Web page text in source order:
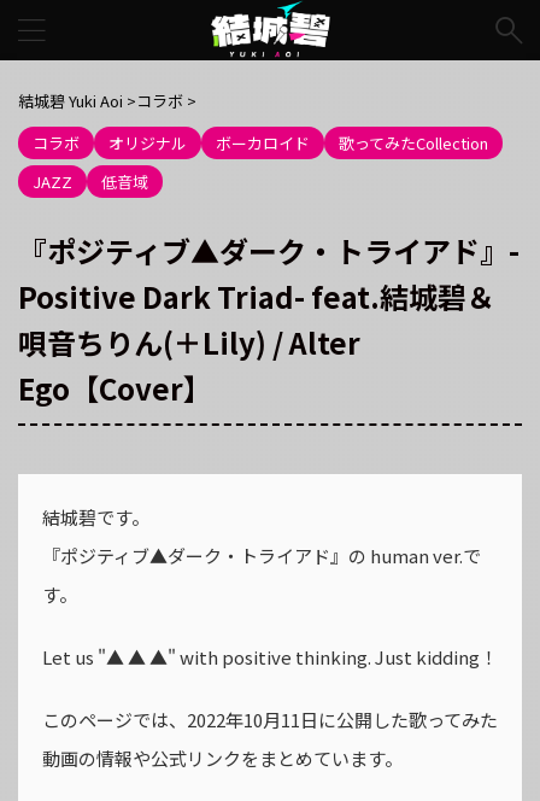
結城碧 Yuki Aoi >コラボ >
コラボ
オリジナル ボーカロイド
歌ってみたCollection
JAZZ
低音域
『ポジティブ▲ダーク・トライアド』-
Positive Dark Triad- feat.結城碧＆
唄音ちりん(＋Lily) / Alter
Ego【Cover】
結城碧です。
『ポジティブ▲ダーク・トライアド』の human ver.で
す。
Let us "▲ ▲ ▲" with positive thinking. Just kidding！
このページでは、2022年10月11日に公開した歌ってみた
動画の情報や公式リンクをまとめています。